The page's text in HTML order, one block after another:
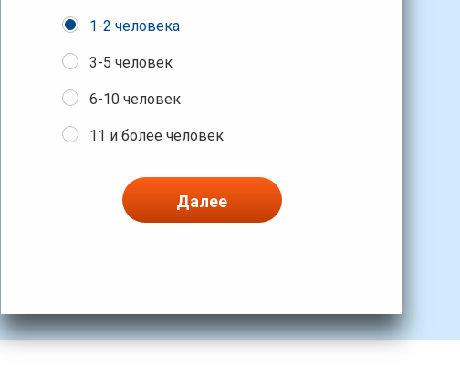
1-2 человека
3-5 человек
6-10 человек
11 и более человек
Далее